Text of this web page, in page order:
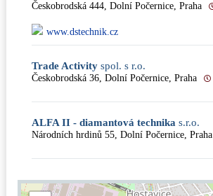
Českobrodská 444, Dolní Počernice, Praha
www.dstechnik.cz
Trade Activity spol. s r.o.
Českobrodská 36, Dolní Počernice, Praha
ALFA II - diamantová technika s.r.o.
Národních hrdinů 55, Dolní Počernice, Praha